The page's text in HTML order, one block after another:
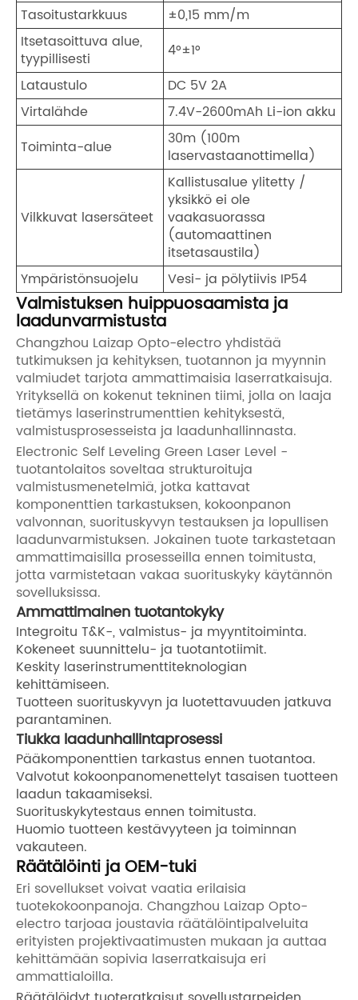
Tasoitustarkkuus
±0,15 mm/m
Itsetasoittuva alue,
tyypillisesti
4°±1°
Lataustulo
DC 5V 2A
Virtalähde
7.4V-2600mAh Li-ion akku
Toiminta-alue
30m (100m
laservastaanottimella)
Vilkkuvat lasersäteet
Kallistusalue ylitetty /
yksikkö ei ole
vaakasuorassa
(automaattinen
itsetasaustila)
Ympäristönsuojelu
Vesi- ja pölytiivis IP54
Valmistuksen huippuosaamista ja
laadunvarmistusta
Changzhou Laizap Opto-electro yhdistää
tutkimuksen ja kehityksen, tuotannon ja myynnin
valmiudet tarjota ammattimaisia ​​laserratkaisuja.
Yrityksellä on kokenut tekninen tiimi, jolla on laaja
tietämys laserinstrumenttien kehityksestä,
valmistusprosesseista ja laadunhallinnasta.
Electronic Self Leveling Green Laser Level -
tuotantolaitos soveltaa strukturoituja
valmistusmenetelmiä, jotka kattavat
komponenttien tarkastuksen, kokoonpanon
valvonnan, suorituskyvyn testauksen ja lopullisen
laadunvarmistuksen. Jokainen tuote tarkastetaan
ammattimaisilla prosesseilla ennen toimitusta,
jotta varmistetaan vakaa suorituskyky käytännön
sovelluksissa.
Ammattimainen tuotantokyky
Integroitu T&K-, valmistus- ja myyntitoiminta.
Kokeneet suunnittelu- ja tuotantotiimit.
Keskity laserinstrumenttiteknologian
kehittämiseen.
Tuotteen suorituskyvyn ja luotettavuuden jatkuva
parantaminen.
Tiukka laadunhallintaprosessi
Pääkomponenttien tarkastus ennen tuotantoa.
Valvotut kokoonpanomenettelyt tasaisen tuotteen
laadun takaamiseksi.
Suorituskykytestaus ennen toimitusta.
Huomio tuotteen kestävyyteen ja toiminnan
vakauteen.
Räätälöinti ja OEM-tuki
Eri sovellukset voivat vaatia erilaisia ​​
tuotekokoonpanoja. Changzhou Laizap Opto-
electro tarjoaa joustavia räätälöintipalveluita
erityisten projektivaatimusten mukaan ja auttaa
kehittämään sopivia laserratkaisuja eri
ammattialoilla.